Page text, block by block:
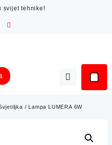
svijet tehnike!
/ Lampa LUMERA 6W